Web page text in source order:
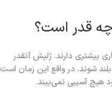
قدر است؟
بیشتری دارند. ژلیش آنقدر
شوند. در واقع این زمان است
هیچ آسیبی نمی‌بیند.